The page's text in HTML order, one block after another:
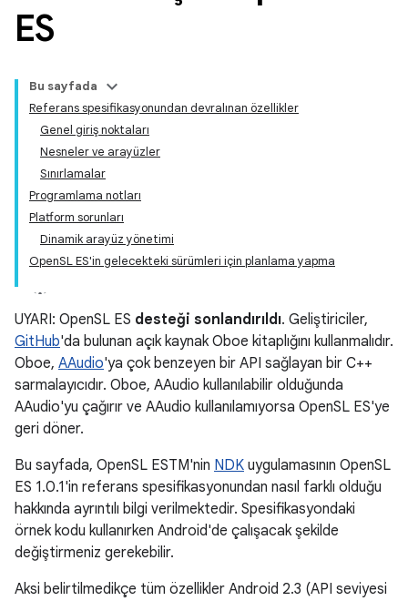
ES
Bu sayfada
Referans spesifikasyonundan devralınan özellikler
Genel giriş noktaları
Nesneler ve arayüzler
Sınırlamalar
Programlama notları
Platform sorunları
Dinamik arayüz yönetimi
OpenSL ES'in gelecekteki sürümleri için planlama yapma
UYARI: OpenSL ES desteği sonlandırıldı. Geliştiriciler,
GitHub'da bulunan açık kaynak Oboe kitaplığını kullanmalıdır.
Oboe, AAudio'ya çok benzeyen bir API sağlayan bir C++
sarmalayıcıdır. Oboe, AAudio kullanılabilir olduğunda
AAudio'yu çağırır ve AAudio kullanılamıyorsa OpenSL ES'ye
geri döner.
Bu sayfada, OpenSL ESTM'nin NDK uygulamasının OpenSL
ES 1.0.1'in referans spesifikasyonundan nasıl farklı olduğu
hakkında ayrıntılı bilgi verilmektedir. Spesifikasyondaki
örnek kodu kullanırken Android'de çalışacak şekilde
değiştirmeniz gerekebilir.
Aksi belirtilmedikçe tüm özellikler Android 2.3 (API seviyesi